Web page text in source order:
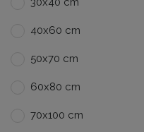
40x60 cm
50x70 cm
60x80 cm
70x100 cm